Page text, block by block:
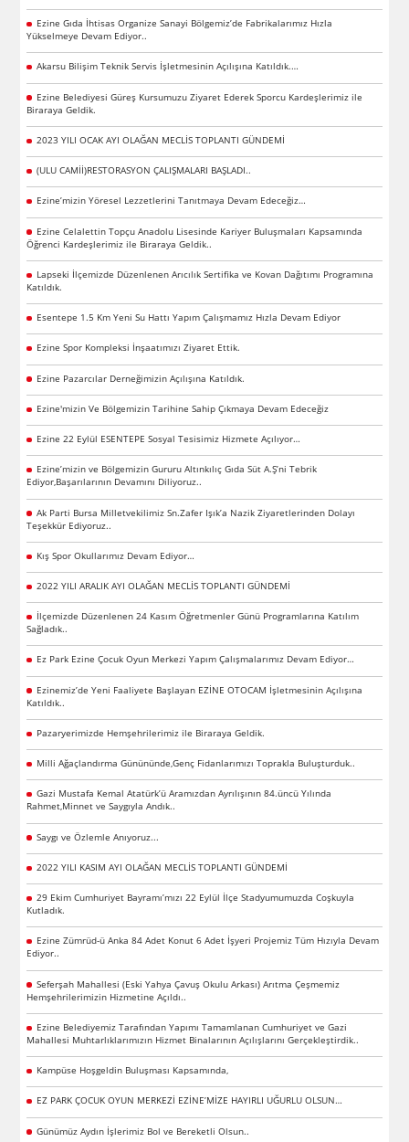
Ezine Gıda İhtisas Organize Sanayi Bölgemiz’de Fabrikalarımız Hızla
Yükselmeye Devam Ediyor..
Akarsu Bilişim Teknik Servis İşletmesinin Açılışına Katıldık.…
Ezine Belediyesi Güreş Kursumuzu Ziyaret Ederek Sporcu Kardeşlerimiz ile
Biraraya Geldik.
2023 YILI OCAK AYI OLAĞAN MECLİS TOPLANTI GÜNDEMİ
(ULU CAMİİ)RESTORASYON ÇALIŞMALARI BAŞLADI..
Ezine’mizin Yöresel Lezzetlerini Tanıtmaya Devam Edeceğiz…
Ezine Celalettin Topçu Anadolu Lisesinde Kariyer Buluşmaları Kapsamında
Öğrenci Kardeşlerimiz ile Biraraya Geldik..
Lapseki İlçemizde Düzenlenen Arıcılık Sertifika ve Kovan Dağıtımı Programına
Katıldık.
Esentepe 1.5 Km Yeni Su Hattı Yapım Çalışmamız Hızla Devam Ediyor
Ezine Spor Kompleksi İnşaatımızı Ziyaret Ettik.
Ezine Pazarcılar Derneğimizin Açılışına Katıldık.
Ezine'mizin Ve Bölgemizin Tarihine Sahip Çıkmaya Devam Edeceğiz
Ezine 22 Eylül ESENTEPE Sosyal Tesisimiz Hizmete Açılıyor…
Ezine’mizin ve Bölgemizin Gururu Altınkılıç Gıda Süt A.Ş’ni Tebrik
Ediyor,Başarılarının Devamını Diliyoruz..
Ak Parti Bursa Milletvekilimiz Sn.Zafer Işık’a Nazik Ziyaretlerinden Dolayı
Teşekkür Ediyoruz..
Kış Spor Okullarımız Devam Ediyor…
2022 YILI ARALIK AYI OLAĞAN MECLİS TOPLANTI GÜNDEMİ
İlçemizde Düzenlenen 24 Kasım Öğretmenler Günü Programlarına Katılım
Sağladık..
Ez Park Ezine Çocuk Oyun Merkezi Yapım Çalışmalarımız Devam Ediyor…
Ezinemiz’de Yeni Faaliyete Başlayan EZİNE OTOCAM İşletmesinin Açılışına
Katıldık..
Pazaryerimizde Hemşehrilerimiz ile Biraraya Geldik.
Milli Ağaçlandırma Günününde,Genç Fidanlarımızı Toprakla Buluşturduk..
Gazi Mustafa Kemal Atatürk’ü Aramızdan Ayrılışının 84.üncü Yılında
Rahmet,Minnet ve Saygıyla Andık..
Saygı ve Özlemle Anıyoruz...
2022 YILI KASIM AYI OLAĞAN MECLİS TOPLANTI GÜNDEMİ
29 Ekim Cumhuriyet Bayramı’mızı 22 Eylül İlçe Stadyumumuzda Coşkuyla
Kutladık.
Ezine Zümrüd-ü Anka 84 Adet Konut 6 Adet İşyeri Projemiz Tüm Hızıyla Devam
Ediyor..
Seferşah Mahallesi (Eski Yahya Çavuş Okulu Arkası) Arıtma Çeşmemiz
Hemşehrilerimizin Hizmetine Açıldı..
Ezine Belediyemiz Tarafından Yapımı Tamamlanan Cumhuriyet ve Gazi
Mahallesi Muhtarlıklarımızın Hizmet Binalarının Açılışlarını Gerçekleştirdik..
Kampüse Hoşgeldin Buluşması Kapsamında,
EZ PARK ÇOCUK OYUN MERKEZİ EZİNE’MİZE HAYIRLI UĞURLU OLSUN…
Günümüz Aydın İşlerimiz Bol ve Bereketli Olsun..